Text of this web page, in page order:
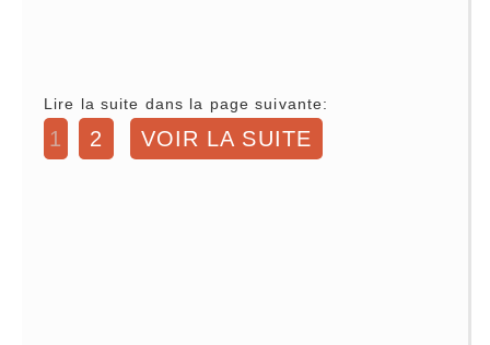
Lire la suite dans la page suivante:
1 2 VOIR LA SUITE